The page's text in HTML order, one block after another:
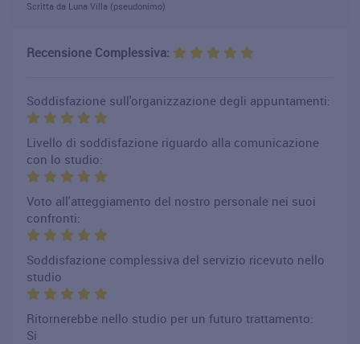
Scritta da Luna Villa (pseudonimo)
Recensione Complessiva:
Soddisfazione sull'organizzazione degli appuntamenti:
Livello di soddisfazione riguardo alla comunicazione
con lo studio:
Voto all'atteggiamento del nostro personale nei suoi
confronti:
Soddisfazione complessiva del servizio ricevuto nello
studio
Ritornerebbe nello studio per un futuro trattamento:
Si